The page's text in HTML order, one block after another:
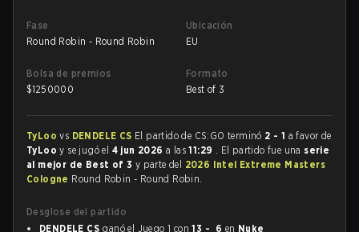
Fase
Round Robin - Round Robin
Ubicación
EU
Bolsa de premios
$1250000
Formato
Best of 3
TyLoovs DENDELE CS El partido de CS:GO terminó 2 - 1 a favor de
TyLooy se jugó el 4 jun 2026a las11:29 . El partido fue una serie
al mejor de Best of 3 y parte del 2026 Intel Extreme Masters
Cologne Round Robin - Round Robin.
Desglose del partido
DENDELE CS ganó el Juego 1 con13 - 6 en Nuke